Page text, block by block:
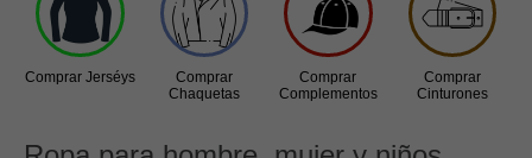
Complementos
Cinturones
Bufandas y pañuelos
Comprar Jerséys
Comprar
Chaquetas
Comprar
Complementos
Comprar
Cinturones